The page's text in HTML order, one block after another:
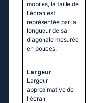
mobiles, la taille de
l'écran est
représentée par la
longueur de sa
diagonale mesurée
en pouces.
Largeur
Largeur
approximative de
l'écran